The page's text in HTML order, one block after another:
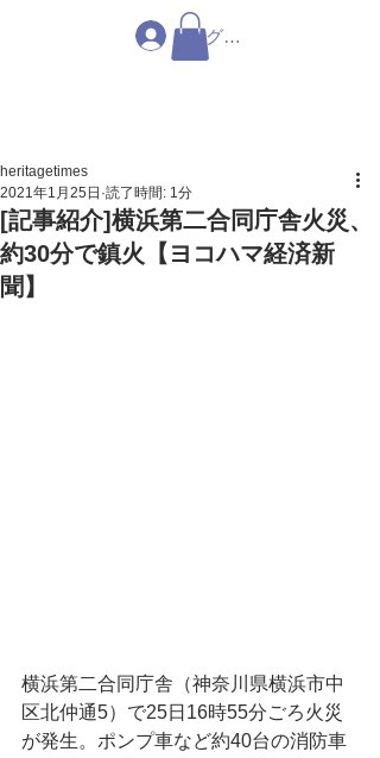
ログイン
[記事紹介]横浜第二合同庁舎火災、
約30分で鎮火【ヨコハマ経済新
聞】
heritagetimes
2021年1月25日 読了時間: 1分
横浜第二合同庁舎（神奈川県横浜市中
区北仲通5）で25日16時55分ごろ火災
が発生。ポンプ車など約40台の消防車